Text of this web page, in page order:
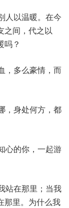
人以温暖。在今
之间，代之以
吗？
，多么豪情，而
，身处何方，都
心的你，一起游
站在那里；当我
那里。为什么我